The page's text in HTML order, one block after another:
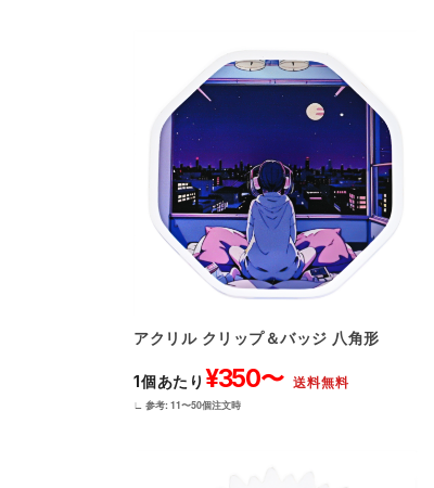
アクリル クリップ＆バッジ 八角形
1個あたり ¥350〜 送料無料
∟ 参考: 11〜50個注文時